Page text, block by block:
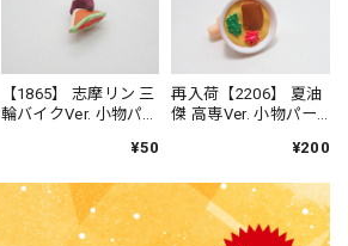
【1865】 志摩リン 三
輪バイクVer. 小物パー
¥50
再入荷【2206】 夏油
傑 高専Ver. 小物パー
¥200